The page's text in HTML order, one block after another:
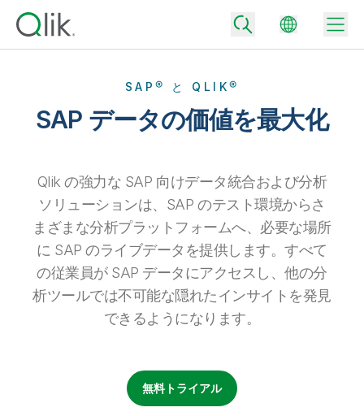
Back
コミュニティ
初期トレーニング
Back
ニュースルーム
事業所 / 連絡先
Back
Qlik が選ばれる理由
テクノロジーパートナーとの連携
データ統合
データ分析と AI
すべての製品
データ統合とデータ品質の価格
トな意思決定を促進します。
データ分析の価格
イベント / Web セミナー
リソースライブラリ
SAP® と QLIK®
SAP データの価値を最大化
Qlik の強力な SAP 向けデータ統合および分析
ソリューションは、SAP のテスト環境からさ
まざまな分析プラットフォームへ、必要な場所
に SAP のライブデータを提供します。すべて
の従業員が SAP データにアクセスし、他の分
析ツールでは不可能な隠れたインサイトを発見
できるようになります。
無料トライアル